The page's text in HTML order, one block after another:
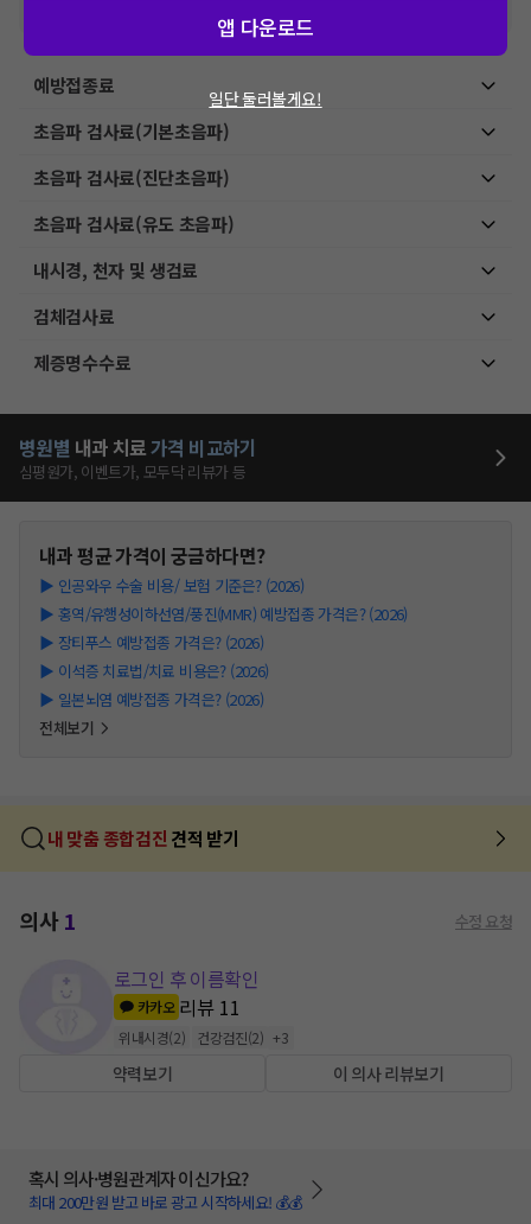
예방접종료
초음파 검사료(기본초음파)
초음파 검사료(진단초음파)
초음파 검사료(유도 초음파)
내시경, 천자 및 생검료
검체검사료
제증명수수료
병원별 내과 치료가격 비교하기
심평원가, 이벤트가, 모두닥 리뷰가 등
내과평균 가격이 궁금하다면?
▶ 인공와우 수술 비용/ 보험 기준은? (2026)
▶ 홍역/유행성이하선염/풍진(MMR) 예방접종 가격은? (2026)
▶ 장티푸스 예방접종 가격은? (2026)
▶ 이석증 치료법/치료 비용은? (2026)
▶ 일본뇌염 예방접종 가격은? (2026)
전체보기
내 맞춤 종합검진 견적 받기
의사1 수정 요청
로그인 후 이름확인
카카오 리뷰 11
위내시경(2) 건강검진(2) +3
약력보기 이 의사 리뷰보기
혹시 의사·병원관계자 이신가요?
최대 200만원 받고 바로 광고 시작하세요! 💰💰
앱 다운로드
일단 둘러볼게요!